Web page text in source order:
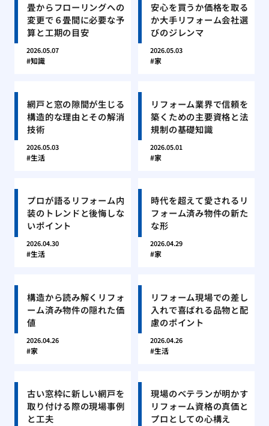
畳からフローリングへの
変更で６畳間に必要な予
算と工期の目安
2026.05.07
知識
安心を買うか価格を取る
か大手リフォーム会社選
びのジレンマ
2026.05.03
家
網戸と窓の隙間が生じる
構造的な理由とその解消
技術
2026.05.03
生活
リフォーム業界で信頼を
築くための主要資格と法
規制の基礎知識
2026.05.01
家
プロが語るリフォーム内
装のトレンドと後悔しな
いポイント
2026.04.30
生活
時代を超えて愛されるリ
フォーム済み物件の新た
な形
2026.04.29
家
構造から読み解くリフォ
ーム済み物件の隠れた価
値
2026.04.26
家
リフォーム現場での差し
入れで喜ばれる品物と配
慮のポイント
2026.04.26
生活
古い窓枠に新しい網戸を
取り付ける際の現場事例
と工夫
現場のベテランが明かす
リフォーム資格の真価と
プロとしての心構え